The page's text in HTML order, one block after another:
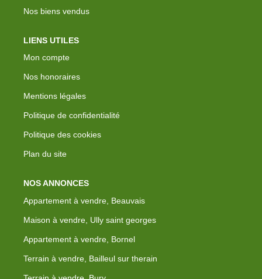
Nos biens vendus
LIENS UTILES
Mon compte
Nos honoraires
Mentions légales
Politique de confidentialité
Politique des cookies
Plan du site
NOS ANNONCES
Appartement à vendre, Beauvais
Maison à vendre, Ully saint georges
Appartement à vendre, Bornel
Terrain à vendre, Bailleul sur therain